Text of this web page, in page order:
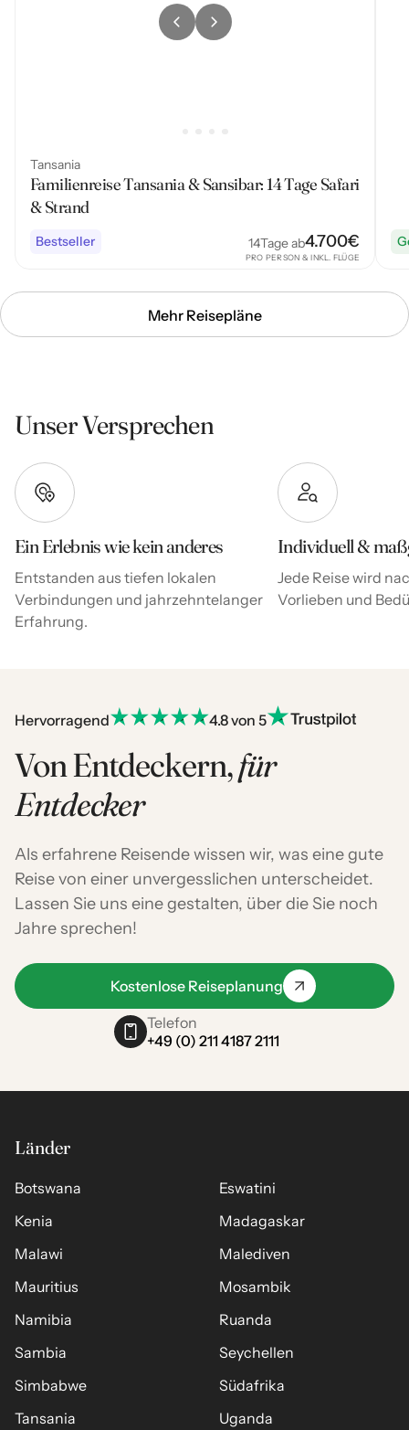
Tansania
Familienreise Tansania & Sansibar: 14 Tage Safari
& Strand
Bestseller 14Tage ab4.700€
PRO PERSON & INKL. FLÜGE
Mehr Reisepläne
Unser Versprechen
Ein Erlebnis wie kein anderes
Entstanden aus tiefen lokalen
Verbindungen und jahrzehntelanger
Erfahrung.
Individuell &
Jede Reise wird
Vorlieben und
Hervorragend 4.8 von 5
Von Entdeckern,für
Entdecker
Als erfahrene Reisende wissen wir, was eine gute
Reise von einer unvergesslichen unterscheidet.
Lassen Sie uns eine gestalten, über die Sie noch
Jahre sprechen!
Kostenlose Reiseplanung
Telefon
+49 (0) 211 4187 2111
Länder
Botswana
Eswatini
Kenia
Madagaskar
Malawi
Malediven
Mauritius
Mosambik
Namibia
Ruanda
Sambia
Seychellen
Simbabwe
Südafrika
Tansania
Uganda